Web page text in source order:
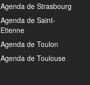
Agenda de Strasbourg
Agenda de Saint-
Etienne
Agenda de Toulon
Agenda de Toulouse